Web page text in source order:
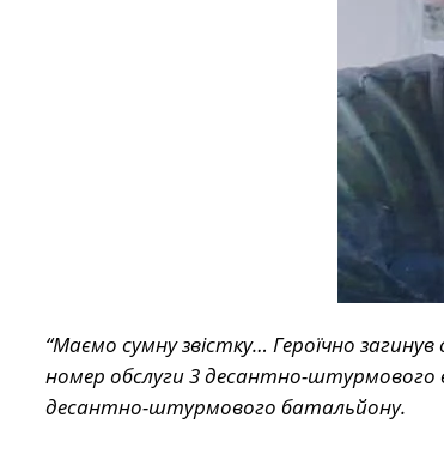
“Маємо сумну звістку… Героїчно
номер обслуги 3 десантно-
десантно-штурмового батальйону.